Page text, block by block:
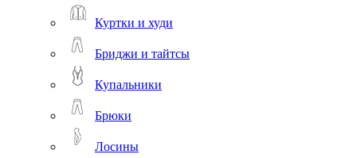
Куртки и худи
Бриджи и тайтсы
Купальники
Брюки
Лосины